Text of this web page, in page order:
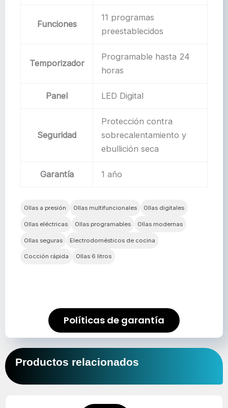
Funciones
11 programas
preestablecidos
Temporizador
Programable hasta 24
horas
Panel LED Digital
Seguridad
Protección contra
sobrecalentamiento y
ebullición seca
Garantía 1 año
Ollas a presión Ollas multifuncionales Ollas digitales
Ollas eléctricas Ollas programables Ollas modernas
Ollas seguras Electrodomésticos de cocina
Cocción rápida Ollas 6 litros
Políticas de garantía
Productos relacionados